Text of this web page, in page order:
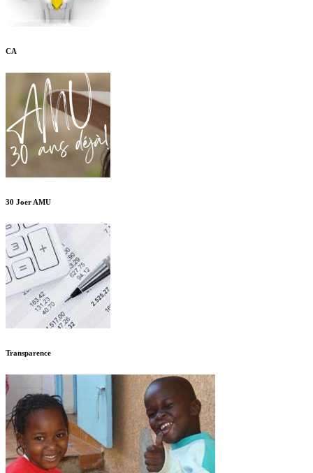
CA
30 Joer AMU
Transparence